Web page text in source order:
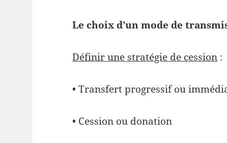
Le choix d’un mode de
Définir une stratégie de cession :
• Transfert progressif ou
• Cession ou donation